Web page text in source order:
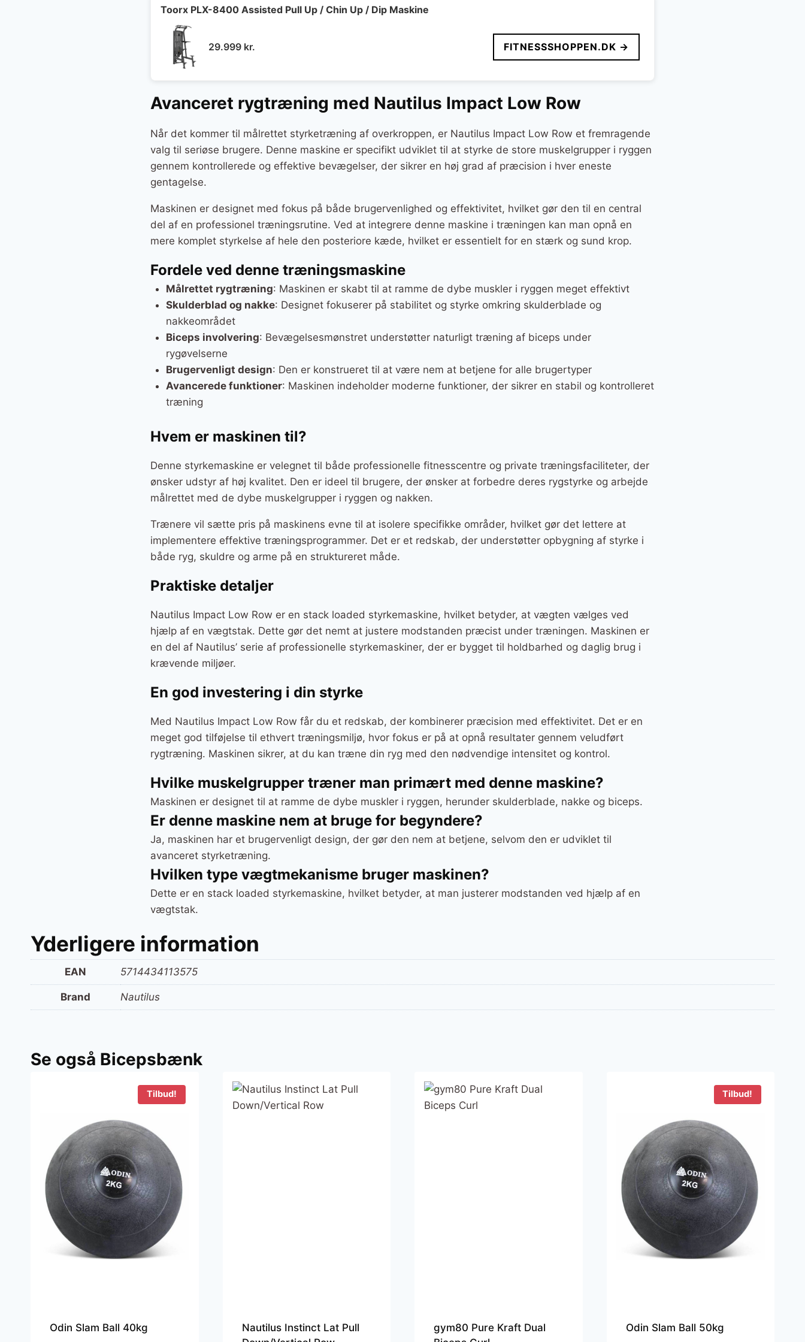
9.999 kr..7.999 kr..
Toorx PLX-8400 Assisted Pull Up / Chin Up / Dip Maskine
29.999 kr. FITNESSSHOPPEN.DK →
Avanceret rygtræning med Nautilus Impact Low Row
Når det kommer til målrettet styrketræning af overkroppen, er Nautilus Impact Low Row et fremragende
valg til seriøse brugere. Denne maskine er specifikt udviklet til at styrke de store muskelgrupper i ryggen
gennem kontrollerede og effektive bevægelser, der sikrer en høj grad af præcision i hver eneste
gentagelse.
Maskinen er designet med fokus på både brugervenlighed og effektivitet, hvilket gør den til en central
del af en professionel træningsrutine. Ved at integrere denne maskine i træningen kan man opnå en
mere komplet styrkelse af hele den posteriore kæde, hvilket er essentielt for en stærk og sund krop.
Fordele ved denne træningsmaskine
Målrettet rygtræning: Maskinen er skabt til at ramme de dybe muskler i ryggen meget effektivt
Skulderblad og nakke: Designet fokuserer på stabilitet og styrke omkring skulderblade og
nakkeområdet
Biceps involvering: Bevægelsesmønstret understøtter naturligt træning af biceps under
rygøvelserne
Brugervenligt design: Den er konstrueret til at være nem at betjene for alle brugertyper
Avancerede funktioner: Maskinen indeholder moderne funktioner, der sikrer en stabil og kontrolleret
træning
Hvem er maskinen til?
Denne styrkemaskine er velegnet til både professionelle fitnesscentre og private træningsfaciliteter, der
ønsker udstyr af høj kvalitet. Den er ideel til brugere, der ønsker at forbedre deres rygstyrke og arbejde
målrettet med de dybe muskelgrupper i ryggen og nakken.
Trænere vil sætte pris på maskinens evne til at isolere specifikke områder, hvilket gør det lettere at
implementere effektive træningsprogrammer. Det er et redskab, der understøtter opbygning af styrke i
både ryg, skuldre og arme på en struktureret måde.
Praktiske detaljer
Nautilus Impact Low Row er en stack loaded styrkemaskine, hvilket betyder, at vægten vælges ved
hjælp af en vægtstak. Dette gør det nemt at justere modstanden præcist under træningen. Maskinen er
en del af Nautilus’ serie af professionelle styrkemaskiner, der er bygget til holdbarhed og daglig brug i
krævende miljøer.
En god investering i din styrke
Med Nautilus Impact Low Row får du et redskab, der kombinerer præcision med effektivitet. Det er en
meget god tilføjelse til ethvert træningsmiljø, hvor fokus er på at opnå resultater gennem veludført
rygtræning. Maskinen sikrer, at du kan træne din ryg med den nødvendige intensitet og kontrol.
Hvilke muskelgrupper træner man primært med denne maskine?
Maskinen er designet til at ramme de dybe muskler i ryggen, herunder skulderblade, nakke og biceps.
Er denne maskine nem at bruge for begyndere?
Ja, maskinen har et brugervenligt design, der gør den nem at betjene, selvom den er udviklet til
avanceret styrketræning.
Hvilken type vægtmekanisme bruger maskinen?
Dette er en stack loaded styrkemaskine, hvilket betyder, at man justerer modstanden ved hjælp af en
vægtstak.
Yderligere information
EAN 5714434113575
Brand Nautilus
Se også Bicepsbænk
Tilbud!
Odin Slam Ball 40kg
Nautilus Instinct Lat Pull
gym80 Pure Kraft Dual
Tilbud!
Odin Slam Ball 50kg